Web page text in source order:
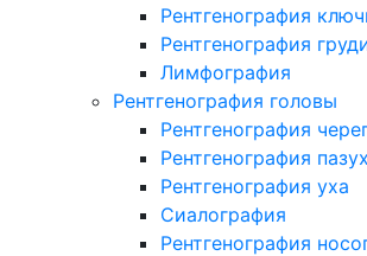
Рентгенография
Рентгенография
Лимфография
Рентгенография головы
Рентгенография
Рентгенография
Рентгенография уха
Сиалография
Рентгенография